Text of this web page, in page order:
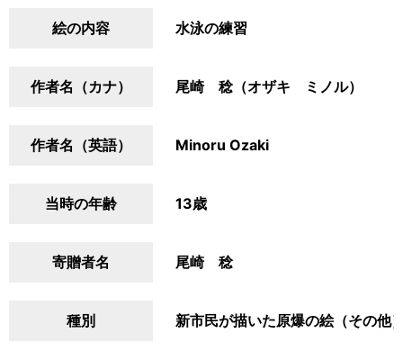
絵の内容 水泳の練習
作者名（カナ） 尾崎 稔（オザキ ミノル）
作者名（英語） Minoru Ozaki
当時の年齢 13歳
寄贈者名 尾崎 稔
種別 新市民が描いた原爆の絵（その他